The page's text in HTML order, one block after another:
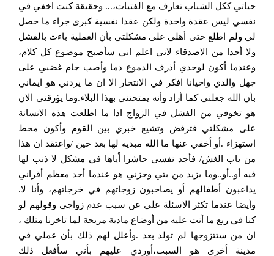
حياتي ككل الشباب تعارف مع الفتيات،... وحقيقة كنت اخفي في
نفسي ليس عقدة واحدة ولكن عقدا نفسية كبرى جراء ما حصل
لي ولم اطلع حتى أهلي على مشكلتي بأن العملية باءت بالفشل
ولا أحدا من الاصدقاء لاني اعلم اني سأصبح موضوع كل كلام،
وعندما أكون لوحدي أذرف الدموع دما وأصب جام غضبي على
جهل والدي واحيانا افكر في الانتحار الا ان ما يردني هو ايماني
بأن الله جعلني كما أراد وأنه يمتحنني بهذا البلاء.وما يؤرقني الان
هو تخوفي من الفشل في الزواج اذا ما اطلعت هذه الانسانة
على مشكلتي فترفض وتشيع خبري بين القوم وأكون محط
استهزاء .أو أخفي عنها ما الله مبديه لها بعد حين /واعتقد ان هذا
من باب الغش/ فأجد نفسي حاشرا اْياها في مشكل لا ذنب لها
فيه أو..أو..وما يزيد من بتي وحزني هو عندما أجد معظم أقراني
يداعبون أطفالهم أو يصاحبون زوجاتهم في خرجاتهم، وأنا لا.
وأيضا عندما تكثر الاسئلة علي عن سبب عدم زواجي وقولهم لو
كنا في ربع ما أنت عليه من أوضاع مادية مريحة لما تاخرنا مثلك ،
ان من ستتزوجها لم تولد بعد .وأعلل لهم ذلك بأن عملي في
مدينة أخرى هو السبب،أوردي عليهم بأني سأفعل ذلك